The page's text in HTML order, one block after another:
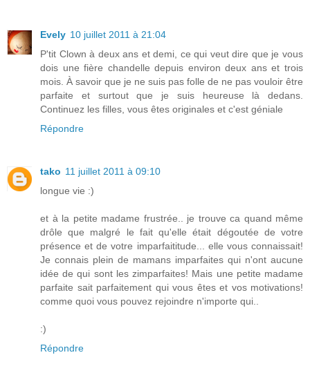
Evely 10 juillet 2011 à 21:04
P'tit Clown à deux ans et demi, ce qui veut dire que je vous
dois une fière chandelle depuis environ deux ans et trois
mois. À savoir que je ne suis pas folle de ne pas vouloir être
parfaite et surtout que je suis heureuse là dedans.
Continuez les filles, vous êtes originales et c'est géniale
Répondre
tako 11 juillet 2011 à 09:10
longue vie :)
et à la petite madame frustrée.. je trouve ca quand même
drôle que malgré le fait qu'elle était dégoutée de votre
présence et de votre imparfaititude... elle vous connaissait!
Je connais plein de mamans imparfaites qui n'ont aucune
idée de qui sont les zimparfaites! Mais une petite madame
parfaite sait parfaitement qui vous êtes et vos motivations!
comme quoi vous pouvez rejoindre n'importe qui..
:)
Répondre